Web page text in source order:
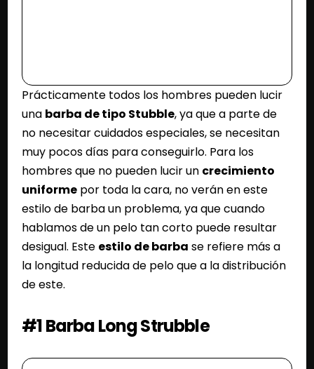
Prácticamente todos los hombres pueden lucir
una barba de tipo Stubble, ya que a parte de
no necesitar cuidados especiales, se necesitan
muy pocos días para conseguirlo. Para los
hombres que no pueden lucir un crecimiento
uniforme por toda la cara, no verán en este
estilo de barba un problema, ya que cuando
hablamos de un pelo tan corto puede resultar
desigual. Este estilo de barba se refiere más a
la longitud reducida de pelo que a la distribución
de este.
#1 Barba Long Strubble